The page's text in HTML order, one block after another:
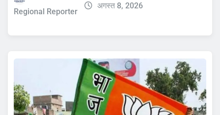
Regional Reporter
अगस्त 8, 2026